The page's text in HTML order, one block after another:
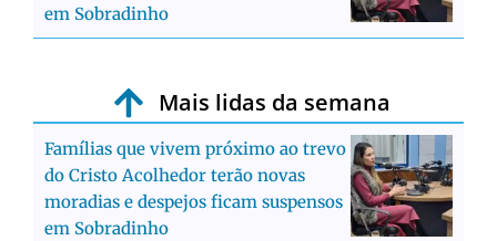
em Sobradinho
Mais lidas da semana
Famílias que vivem próximo ao trevo
do Cristo Acolhedor terão novas
moradias e despejos ficam suspensos
em Sobradinho